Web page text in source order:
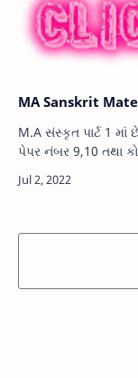
MA Sanskrit
M.A સંસ્કૃત પાર્ટ 1
પેપર નંબર 9,10 તથા
કરવામાં આવેલ છે જેમાં